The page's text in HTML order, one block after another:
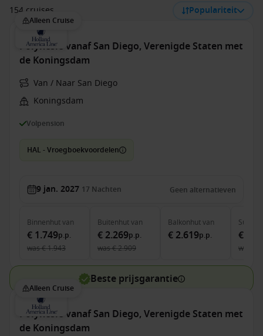
154 cruises Populariteit
Alleen Cruise
Polynesië vanaf San Diego, Verenigde Staten met
de Koningsdam
Van / Naar San Diego
Koningsdam
Volpension
HAL - Vroegboekvoordelen
9 jan. 2027 17 Nachten Geen alternatieven
Binnenhutvan
€ 1.749p.p.
was€ 1.943
Buitenhutvan
€ 2.269p.p.
was€ 2.909
Balkonhutvan
€ 2.619p.p.
Suite
€
was
Beste prijsgarantie
Alleen Cruise
Polynesië vanaf San Diego, Verenigde Staten met
de Koningsdam